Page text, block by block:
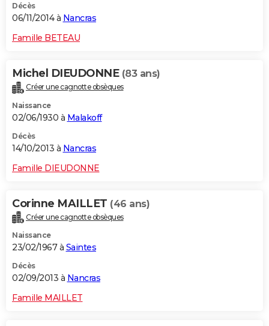
Décès
06/11/2014 à Nancras
Famille BETEAU
Michel DIEUDONNE (83 ans)
Créer une cagnotte obsèques
Naissance
02/06/1930 à Malakoff
Décès
14/10/2013 à Nancras
Famille DIEUDONNE
Corinne MAILLET (46 ans)
Créer une cagnotte obsèques
Naissance
23/02/1967 à Saintes
Décès
02/09/2013 à Nancras
Famille MAILLET